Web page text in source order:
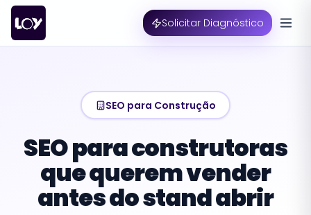
Solicitar Diagnóstico
SEO para Construção
SEO para construtoras
que querem vender
antes do stand abrir